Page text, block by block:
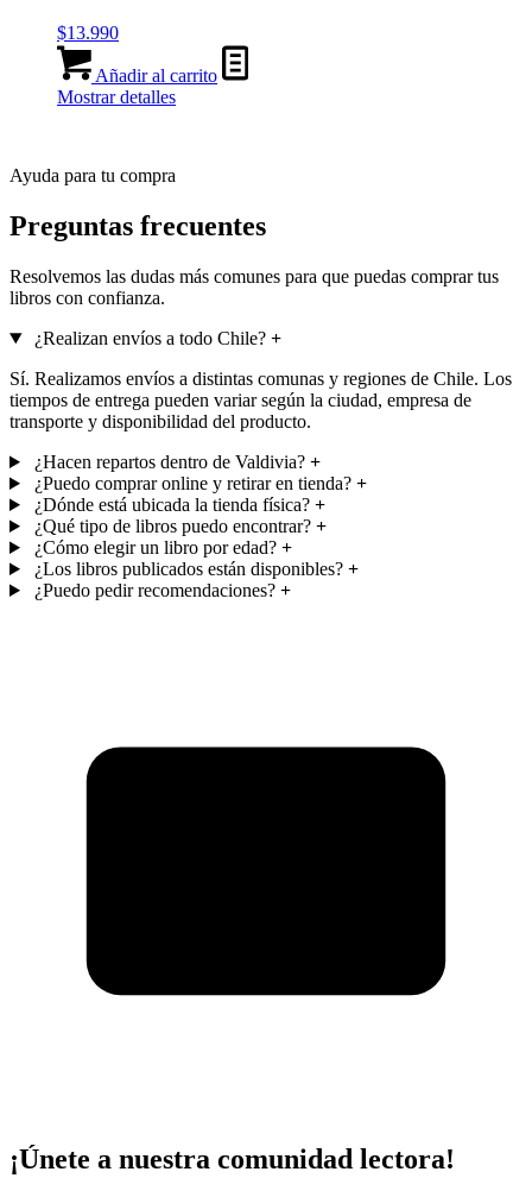
$13.990
Añadir al carrito
Mostrar detalles
Ayuda para tu compra
Preguntas frecuentes
Resolvemos las dudas más comunes para que puedas comprar tus
libros con confianza.
¿Realizan envíos a todo Chile? +
Sí. Realizamos envíos a distintas comunas y regiones de Chile. Los
tiempos de entrega pueden variar según la ciudad, empresa de
transporte y disponibilidad del producto.
¿Hacen repartos dentro de Valdivia? +
¿Puedo comprar online y retirar en tienda? +
¿Dónde está ubicada la tienda física? +
¿Qué tipo de libros puedo encontrar? +
¿Cómo elegir un libro por edad? +
¿Los libros publicados están disponibles? +
¿Puedo pedir recomendaciones? +
¡Únete a nuestra comunidad lectora!